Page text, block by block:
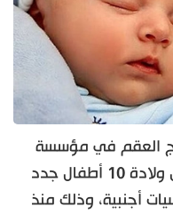
العقم في مؤسسة
رويان البحثية في إيران عن تسجيل ولادة 10 أطفال جدد
أجنبية، وذلك منذ